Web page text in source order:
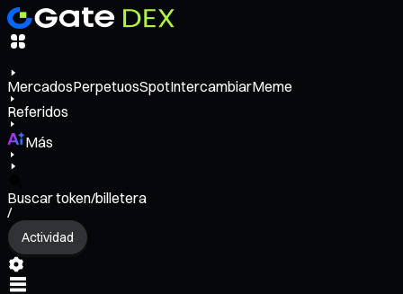
MercadosPerpetuosSpotIntercambiarMeme
Referidos
Más
Buscar token/billetera
/
Actividad